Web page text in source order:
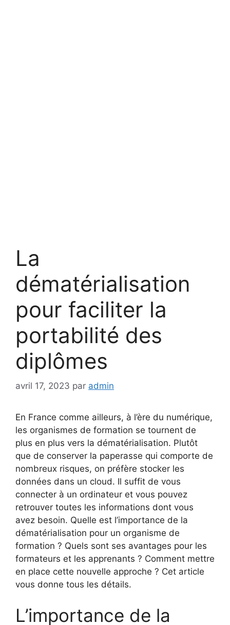
La
dématérialisation
pour faciliter la
portabilité des
diplômes
avril 17, 2023 par admin
En France comme ailleurs, à l’ère du numérique,
les organismes de formation se tournent de
plus en plus vers la dématérialisation. Plutôt
que de conserver la paperasse qui comporte de
nombreux risques, on préfère stocker les
données dans un cloud. Il suffit de vous
connecter à un ordinateur et vous pouvez
retrouver toutes les informations dont vous
avez besoin. Quelle est l’importance de la
dématérialisation pour un organisme de
formation ? Quels sont ses avantages pour les
formateurs et les apprenants ? Comment mettre
en place cette nouvelle approche ? Cet article
vous donne tous les détails.
L’importance de la